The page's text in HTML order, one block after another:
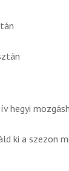
hegyi
ki a szezon